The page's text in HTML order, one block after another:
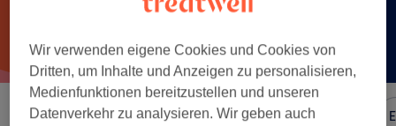
Sortieren nach Beliebiger Preis Marken
Wir verwenden eigene Cookies und Cookies von
Dritten, um Inhalte und Anzeigen zu personalisieren,
Medienfunktionen bereitzustellen und unseren
Datenverkehr zu analysieren. Wir geben auch